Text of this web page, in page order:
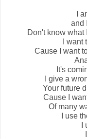
I
and
Don't know what
I
Cause I want
It's
I give a
Your future
Cause I
Of many
I use